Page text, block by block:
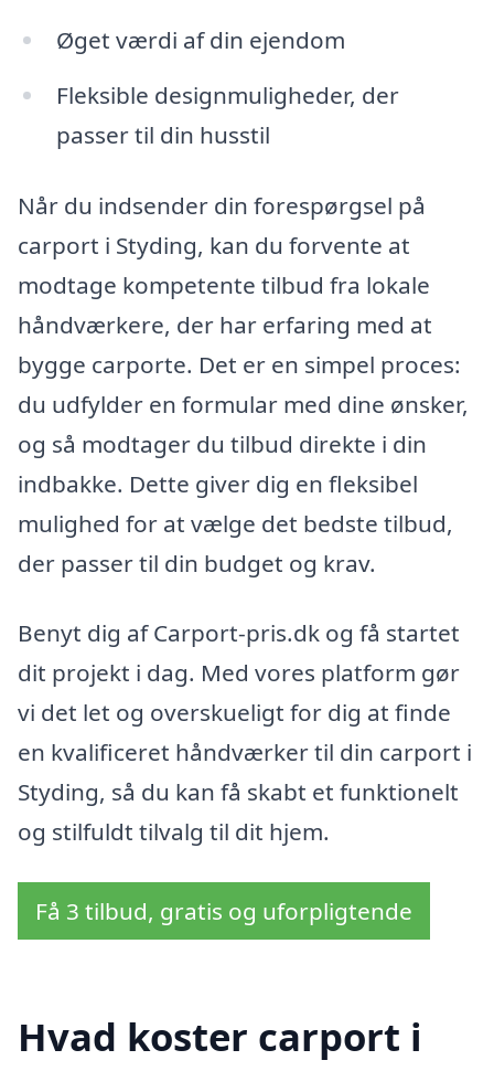
Øget værdi af din ejendom
Fleksible designmuligheder, der
passer til din husstil
Når du indsender din forespørgsel på
carport i Styding, kan du forvente at
modtage kompetente tilbud fra lokale
håndværkere, der har erfaring med at
bygge carporte. Det er en simpel proces:
du udfylder en formular med dine ønsker,
og så modtager du tilbud direkte i din
indbakke. Dette giver dig en fleksibel
mulighed for at vælge det bedste tilbud,
der passer til din budget og krav.
Benyt dig af Carport-pris.dk og få startet
dit projekt i dag. Med vores platform gør
vi det let og overskueligt for dig at finde
en kvalificeret håndværker til din carport i
Styding, så du kan få skabt et funktionelt
og stilfuldt tilvalg til dit hjem.
Få 3 tilbud, gratis og uforpligtende
Hvad koster carport i